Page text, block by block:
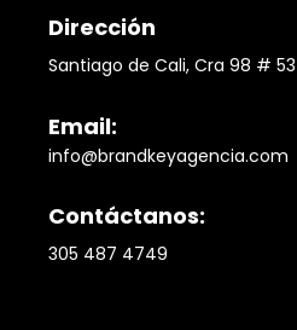
Dirección
Santiago de Cali, Cra 98 # 53
Email:
info@brandkeyagencia.com
Contáctanos:
305 487 4749